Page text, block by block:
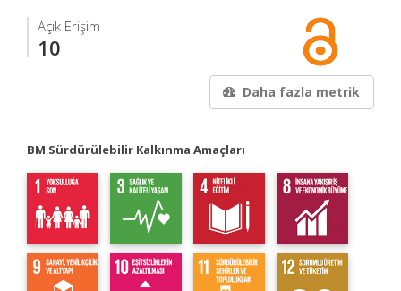
Açık Erişim
10
Daha fazla metrik
BM Sürdürülebilir Kalkınma Amaçları